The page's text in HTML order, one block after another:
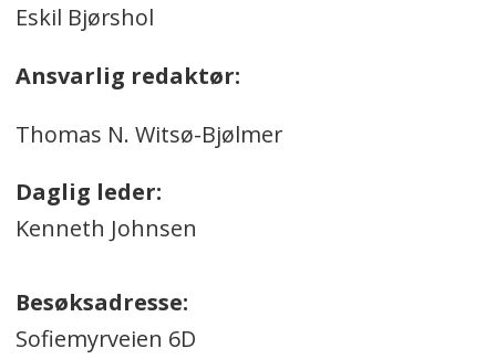
Eskil Bjørshol
Ansvarlig redaktør:
Thomas N. Witsø-Bjølmer
Daglig leder:
Kenneth Johnsen
Besøksadresse:
Sofiemyrveien 6D